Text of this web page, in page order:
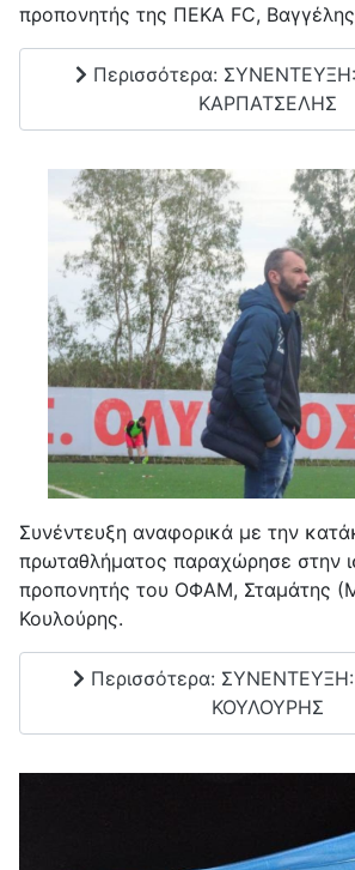
προπονητής της ΠΕΚΑ FC,
Περισσότερα:
ΚΑΡΠΑΤΣΕΛΗΣ
Συνέντευξη αναφορικά με την
πρωταθλήματος παραχώρησε στην
προπονητής του ΟΦΑΜ, Σταμάτης
Κουλούρης.
Περισσότερα:
ΚΟΥΛΟΥΡΗΣ